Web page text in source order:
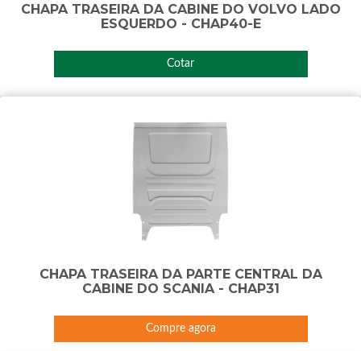
CHAPA TRASEIRA DA CABINE DO VOLVO LADO
ESQUERDO - CHAP40-E
Cotar
CHAPA TRASEIRA DA PARTE CENTRAL DA
CABINE DO SCANIA - CHAP31
Compre agora